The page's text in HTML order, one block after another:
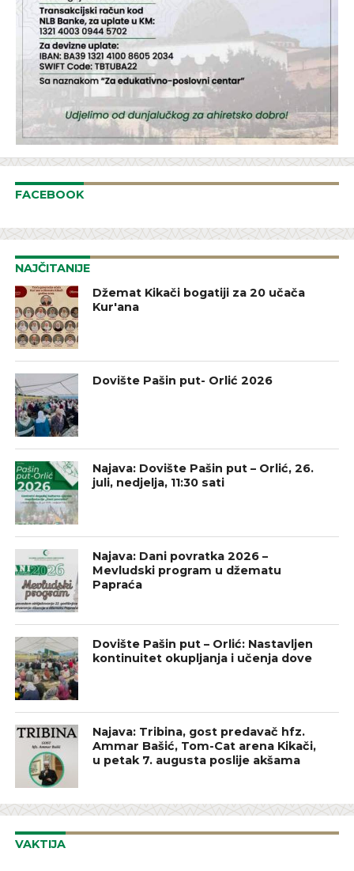
FACEBOOK
NAJČITANIJE
Džemat Kikači bogatiji za 20 učača
Kur'ana
Dovište Pašin put- Orlić 2026
Najava: Dovište Pašin put – Orlić, 26.
juli, nedjelja, 11:30 sati
Najava: Dani povratka 2026 –
Mevludski program u džematu
Papraća
Dovište Pašin put – Orlić: Nastavljen
kontinuitet okupljanja i učenja dove
Najava: Tribina, gost predavač hfz.
Ammar Bašić, Tom-Cat arena Kikači,
u petak 7. augusta poslije akšama
VAKTIJA